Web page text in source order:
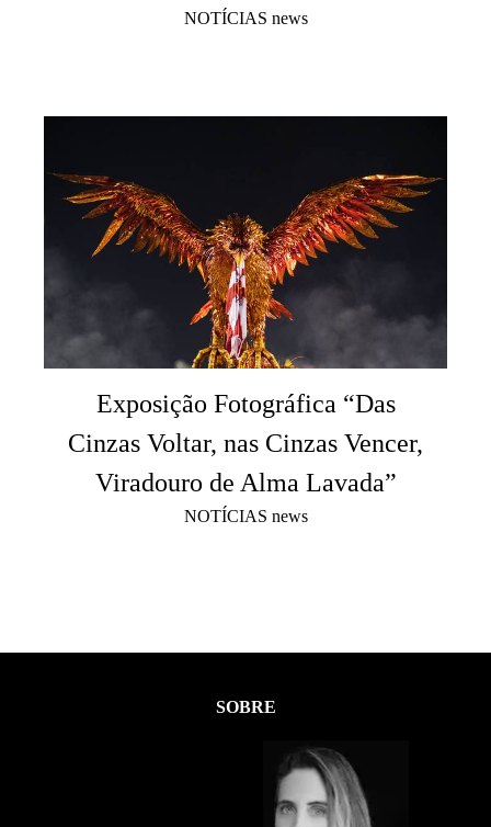
NOTÍCIAS news
Exposição Fotográfica “Das
Cinzas Voltar, nas Cinzas Vencer,
Viradouro de Alma Lavada”
NOTÍCIAS news
SOBRE